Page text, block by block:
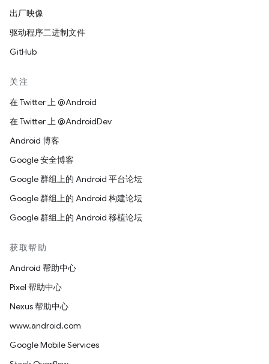
出厂映像
驱动程序二进制文件
GitHub
关注
在 Twitter 上 @Android
在 Twitter 上 @AndroidDev
Android 博客
Google 安全博客
Google 群组上的 Android 平台论坛
Google 群组上的 Android 构建论坛
Google 群组上的 Android 移植论坛
获取帮助
Android 帮助中心
Pixel 帮助中心
Nexus 帮助中心
www.android.com
Google Mobile Services